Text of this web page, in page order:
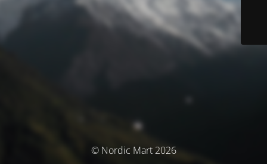
© Nordic Mart 2026